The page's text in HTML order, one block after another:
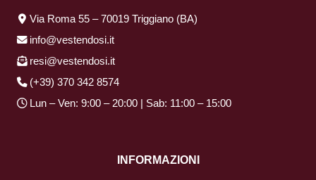
Via Roma 55 – 70019 Triggiano (BA)
info@vestendosi.it
resi@vestendosi.it
(+39) 370 342 8574
Lun – Ven: 9:00 – 20:00 | Sab: 11:00 – 15:00
INFORMAZIONI